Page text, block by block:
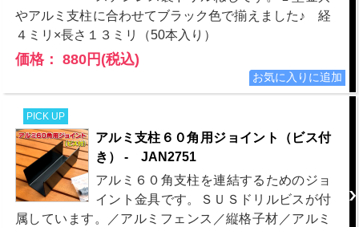
やアルミ支柱に合わせてブラック色で揃えました♪ 経
４ミリ×長さ１３ミリ（50本入り）
価格： 880円(税込)
PICK UP
アルミ支柱６０角用ジョイント（ビス付
き） - JAN2751
アルミ６０角支柱を連結するためのジョ
イント金具です。ＳＵＳドリルビスが付
属しています。／アルミフェンス／縦格子材／アルミ